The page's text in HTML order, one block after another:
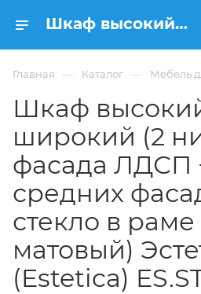
Шкаф высокий широкий (2 низких фасада ЛДСП + 2 средних фасада стекло в раме сатин матовый) Эстетика (Estetica) ES.ST-1.2R купить в Москве, цена 32 292 ₽. - интернет-магазин ФРАНКОМ
Главная — Каталог — Мебель
Шкаф
широкий (2
фасада ЛДСП
средних
стекло в раме
матовый)
(Estetica)